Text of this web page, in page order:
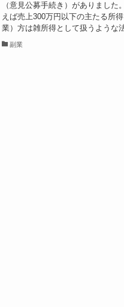
（意見公募手続き）がありました
えば売上300万円以下の主たる所
業）方は雑所得として扱うような
副業